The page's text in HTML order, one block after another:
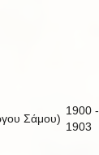
Σάμου)
1900 -
1903